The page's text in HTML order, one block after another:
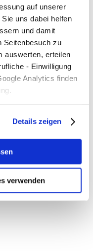
auf unserer
uns dabei helfen
und damit
Seitenbesuch zu
auswerten, erteilen
- Einwilligung
Analytics finden
Details zeigen
verwenden